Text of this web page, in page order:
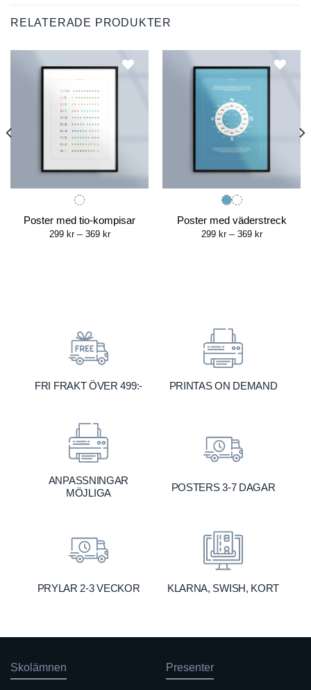
RELATERADE PRODUKTER
Poster med tio-kompisar
299 kr – 369 krPrice
Poster med väderstreck
299 kr – 369 krPrice
FRI FRAKT ÖVER 499:- PRINTAS ON DEMAND
ANPASSNINGAR
MÖJLIGA
POSTERS 3-7 DAGAR
PRYLAR 2-3 VECKOR KLARNA, SWISH, KORT
Skolämnen Presenter